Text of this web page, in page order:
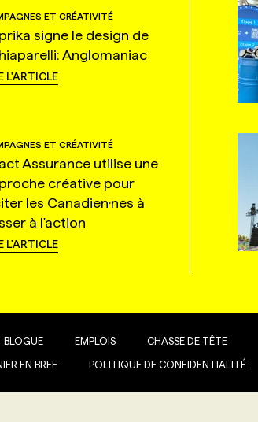
ET CRÉATIVITÉ
signe le design de
Anglomaniac
L'ARTICLE
ET CRÉATIVITÉ
Assurance utilise une
créative pour
les Canadien·nes à
à l'action
L'ARTICLE
BLOGUE EMPLOIS CHASSE DE TÊTE
EN BREF POLITIQUE DE CONFIDENTIALITÉ